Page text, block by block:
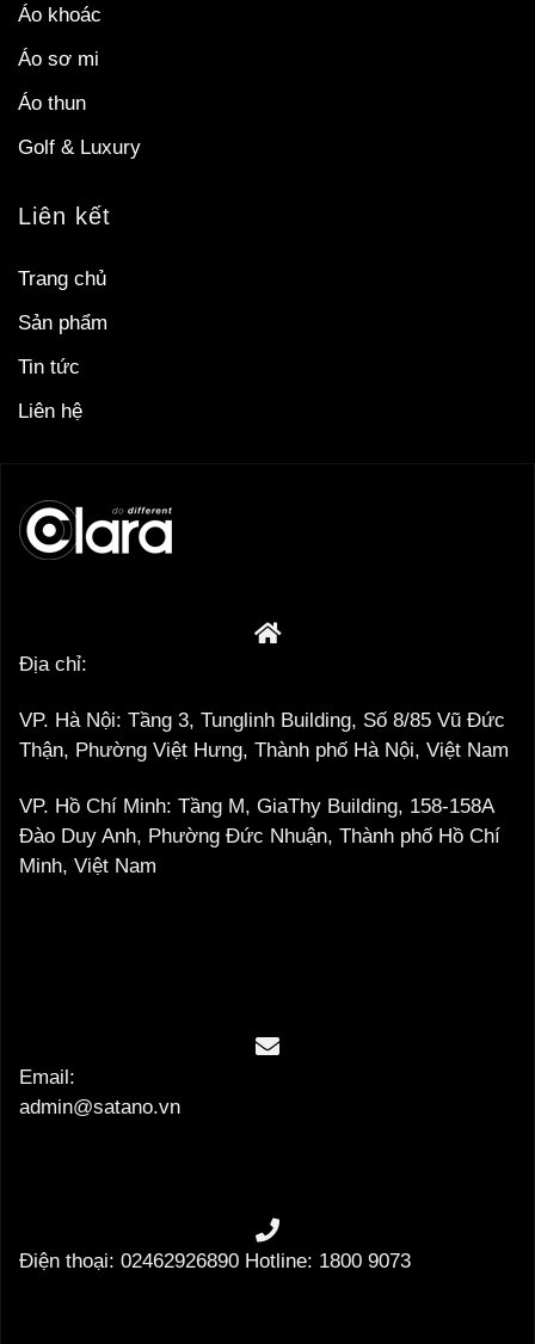
Áo khoác
Áo sơ mi
Áo thun
Golf & Luxury
Liên kết
Trang chủ
Sản phẩm
Tin tức
Liên hệ
Địa chỉ:
VP. Hà Nội: Tầng 3, Tunglinh Building, Số 8/85 Vũ Đức
Thận, Phường Việt Hưng, Thành phố Hà Nội, Việt Nam
VP. Hồ Chí Minh: Tầng M, GiaThy Building, 158-158A
Đào Duy Anh, Phường Đức Nhuận, Thành phố Hồ Chí
Minh, Việt Nam
Email:
admin@satano.vn
Điện thoại: 02462926890 Hotline: 1800 9073